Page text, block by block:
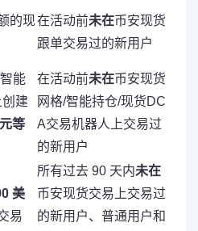
的现在活动前未在币安现货
跟单交易过的新用户
能
建
等
在活动前未在币安现货
网格/智能持仓/现货DC
A交易机器人上交易过
的新用户
美
易
所有过去 90 天内未在
币安现货交易上交易过
的新用户、普通用户和